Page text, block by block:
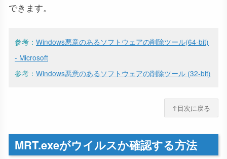
できます。
参考： Windows悪意のあるソフトウェアの削除ツール(64-bit)
- Microsoft
参考： Windows悪意のあるソフトウェアの削除ツール (32-bit)
↑目次に戻る
MRT.exeがウイルスか確認する方法